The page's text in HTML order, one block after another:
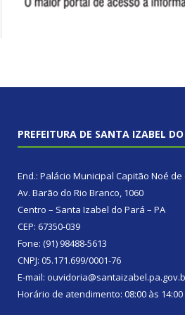
PREFEITURA DE SANTA IZABEL
End.: Palácio Municipal Capitão Noé
Av. Barão do Rio Branco, 1060
Centro – Santa Izabel do Pará – PA
CEP: 67350-039
Fone: (91) 98488-5613
CNPJ: 05.171.699/0001-76
E-mail:
Horário de atendimento: 08:00 às 14:00